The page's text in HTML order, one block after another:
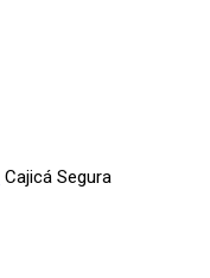
Cajicá Segura